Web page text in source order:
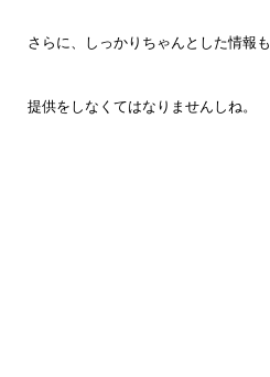
さらに、しっかりちゃんとした情報も
提供をしなくてはなりませんしね。